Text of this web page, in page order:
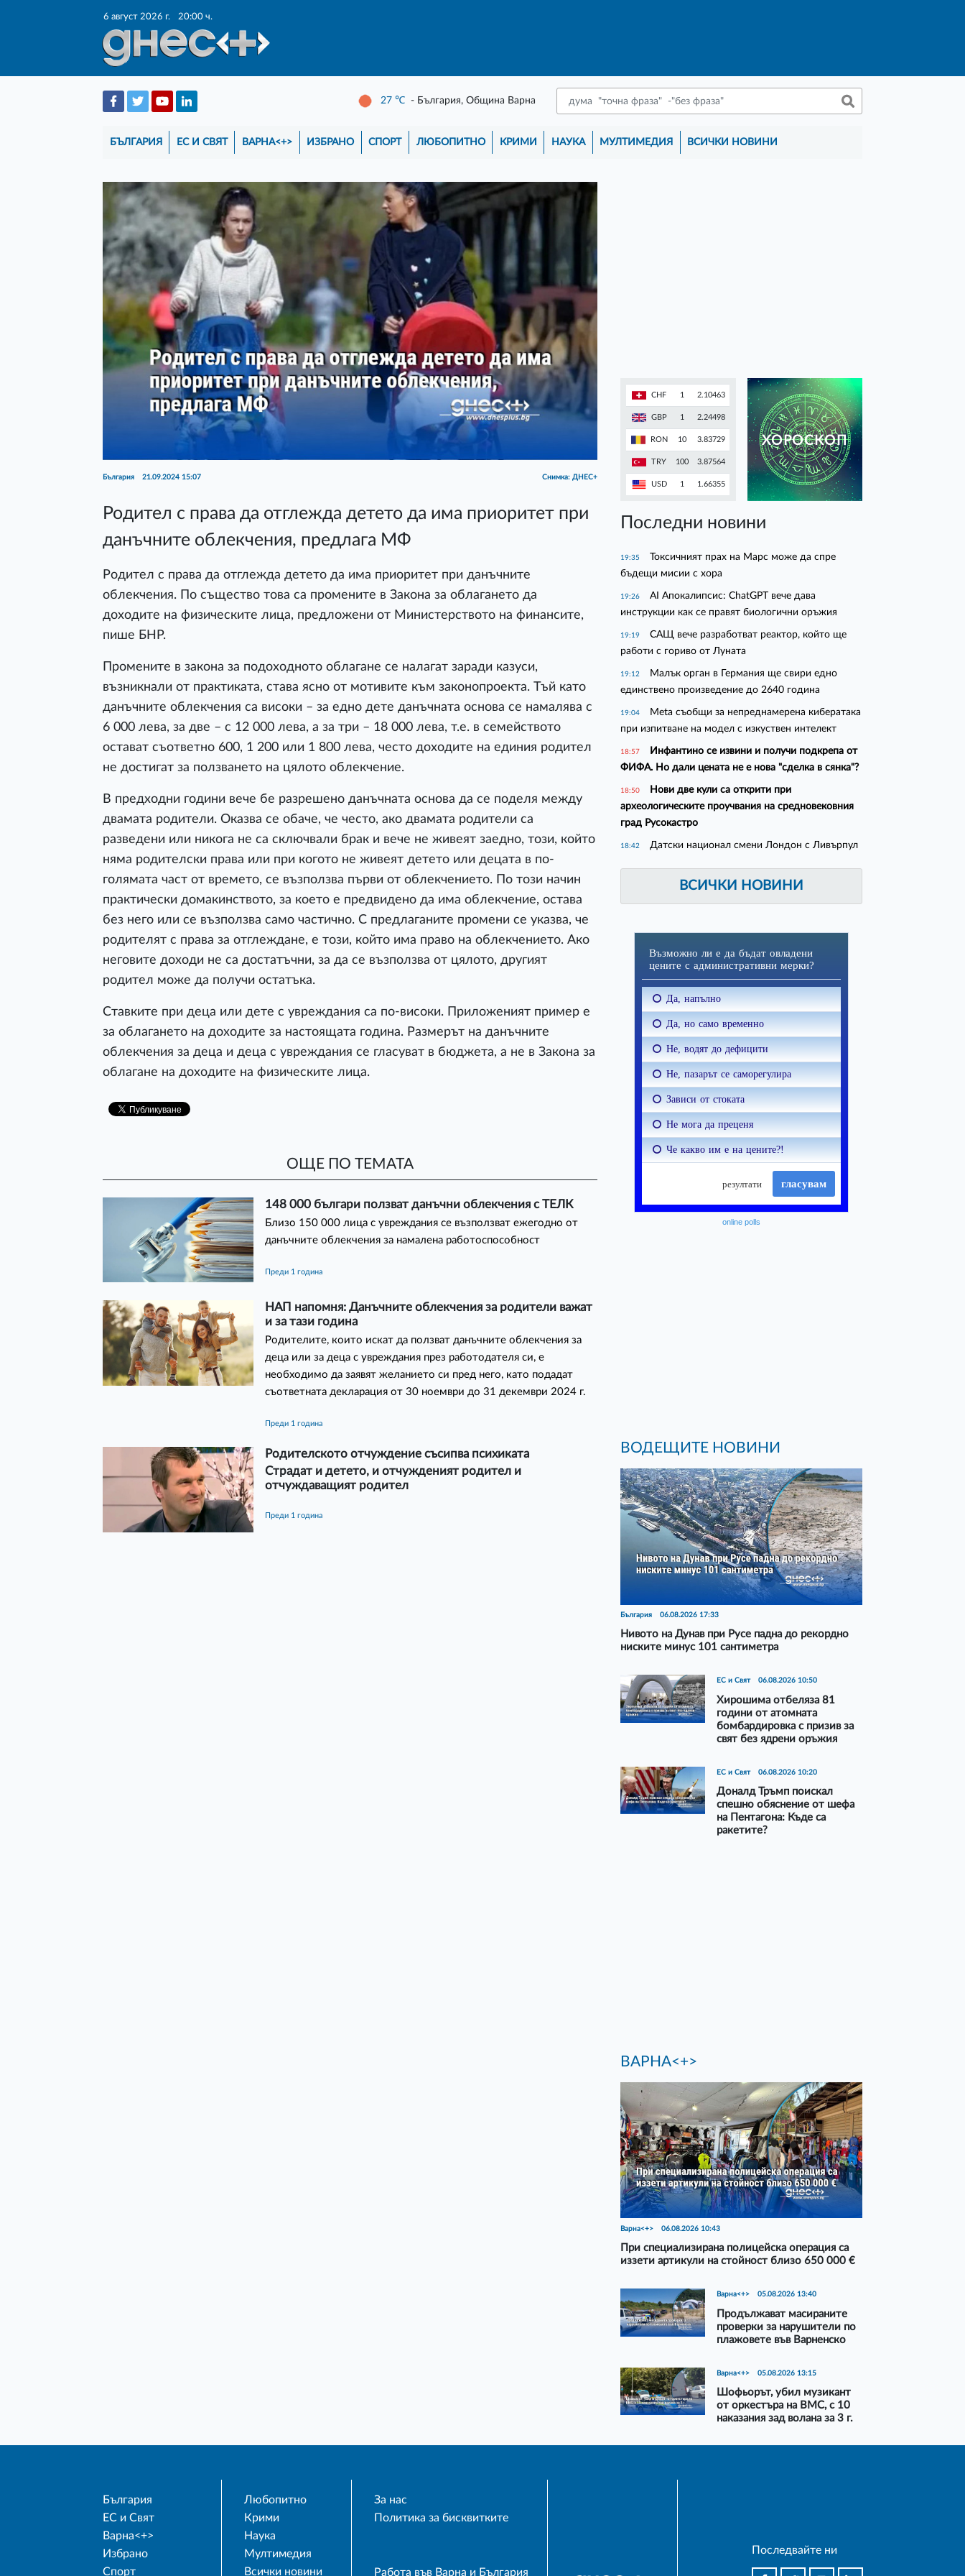
6 август 2026 г. 20:00 ч.
27 ℃ - България, Община Варна
БЪЛГАРИЯ ЕС И СВЯТ ВАРНА<+> ИЗБРАНО СПОРТ ЛЮБОПИТНО КРИМИ НАУКА МУЛТИМЕДИЯ ВСИЧКИ НОВИНИ
България 21.09.2024 15:07 Снимка: ДНЕС+
Родител с права да отглежда детето да има приоритет при
данъчните облекчения, предлага МФ
Родител с права да отглежда детето да има приоритет при данъчните
облекчения. По същество това са промените в Закона за облагането да
доходите на физическите лица, предложени от Министерството на финансите,
пише БНР.
Промените в закона за подоходното облагане се налагат заради казуси,
възникнали от практиката, става ясно от мотивите към законопроекта. Тъй като
данъчните облекчения са високи – за едно дете данъчната основа се намалява с
6 000 лева, за две – с 12 000 лева, а за три – 18 000 лева, т.е. в семейството
остават съответно 600, 1 200 или 1 800 лева, често доходите на единия родител
не достигат за ползването на цялото облекчение.
В предходни години вече бе разрешено данъчната основа да се поделя между
двамата родители. Оказва се обаче, че често, ако двамата родители са
разведени или никога не са сключвали брак и вече не живеят заедно, този, който
няма родителски права или при когото не живеят детето или децата в по-
голямата част от времето, се възползва първи от облекчението. По този начин
практически домакинството, за което е предвидено да има облекчение, остава
без него или се възползва само частично. С предлаганите промени се указва, че
родителят с права за отглеждане, е този, който има право на облекчението. Ако
неговите доходи не са достатъчни, за да се възползва от цялото, другият
родител може да получи остатъка.
Ставките при деца или дете с увреждания са по-високи. Приложеният пример е
за облагането на доходите за настоящата година. Размерът на данъчните
облекчения за деца и деца с увреждания се гласуват в бюджета, а не в Закона за
облагане на доходите на физическите лица.
ОЩЕ ПО ТЕМАТА
148 000 българи ползват данъчни облекчения с ТЕЛК
Близо 150 000 лица с увреждания се възползват ежегодно от
данъчните облекчения за намалена работоспособност
преди 1 година
НАП напомня: Данъчните облекчения за родители важат
и за тази година
Родителите, които искат да ползват данъчните облекчения за
деца или за деца с увреждания през работодателя си, е
необходимо да заявят желанието си пред него, като подадат
съответната декларация от 30 ноември до 31 декември 2024 г.
преди 1 година
Родителското отчуждение съсипва психиката
Страдат и детето, и отчужденият родител и
отчуждаващият родител
преди 1 година
CHF 1 2.10463
GBP 1 2.24498
RON 10 3.83729
TRY 100 3.87564
USD 1 1.66355
ХОРОСКОП
Последни новини
19:35
Токсичният прах на Марс може да спре
бъдещи мисии с хора
19:26
AI Апокалипсис: ChatGPT вече дава
инструкции как се правят биологични оръжия
19:19
САЩ вече разработват реактор, който ще
работи с гориво от Луната
19:12
Малък орган в Германия ще свири едно
единствено произведение до 2640 година
19:04
Meta съобщи за непреднамерена кибератака
при изпитване на модел с изкуствен интелект
18:57
Инфантино се извини и получи подкрепа от
ФИФА. Но дали цената не е нова "сделка в сянка"?
18:50
Нови две кули са открити при
археологическите проучвания на средновековния
град Русокастро
18:42 Датски национал смени Лондон с Ливърпул
ВСИЧКИ НОВИНИ
online polls
ВОДЕЩИТЕ НОВИНИ
България 06.08.2026 17:33
Нивото на Дунав при Русе падна до рекордно
ниските минус 101 сантиметра
ЕС и Свят 06.08.2026 10:50
Хирошима отбеляза 81
години от атомната
бомбардировка с призив за
свят без ядрени оръжия
ЕС и Свят 06.08.2026 10:20
Доналд Тръмп поискал
спешно обяснение от шефа
на Пентагона: Къде са
ракетите?
ВАРНА<+>
Варна<+> 06.08.2026 10:43
При специализирана полицейска операция са
иззети артикули на стойност близо 650 000 €
Варна<+> 05.08.2026 13:40
Продължават масираните
проверки за нарушители по
плажовете във Варненско
Варна<+> 05.08.2026 13:15
Шофьорът, убил музикант
от оркестъра на ВМС, с 10
наказания зад волана за 3 г.
България
ЕС и Свят
Варна<+>
Избрано
Спорт
Любопитно
Крими
Наука
Мултимедия
Всички новини
За нас
Политика за бисквитките
Работа във Варна и България
Последвайте ни